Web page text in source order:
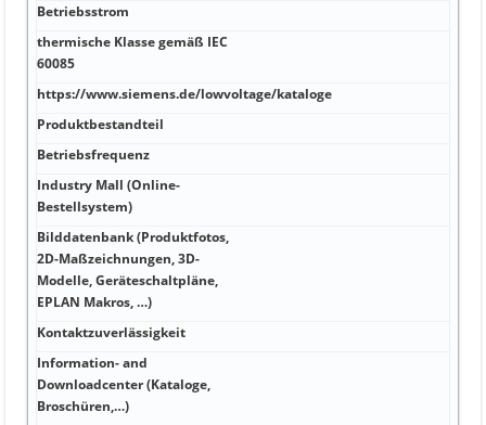
Betriebsstrom
thermische Klasse gemäß IEC
60085
https://www.siemens.de/lowvoltage/kataloge
Produktbestandteil
Betriebsfrequenz
Industry Mall (Online-
Bestellsystem)
Bilddatenbank (Produktfotos,
2D-Maßzeichnungen, 3D-
Modelle, Geräteschaltpläne,
EPLAN Makros, …)
Kontaktzuverlässigkeit
Information- and
Downloadcenter (Kataloge,
Broschüren,…)